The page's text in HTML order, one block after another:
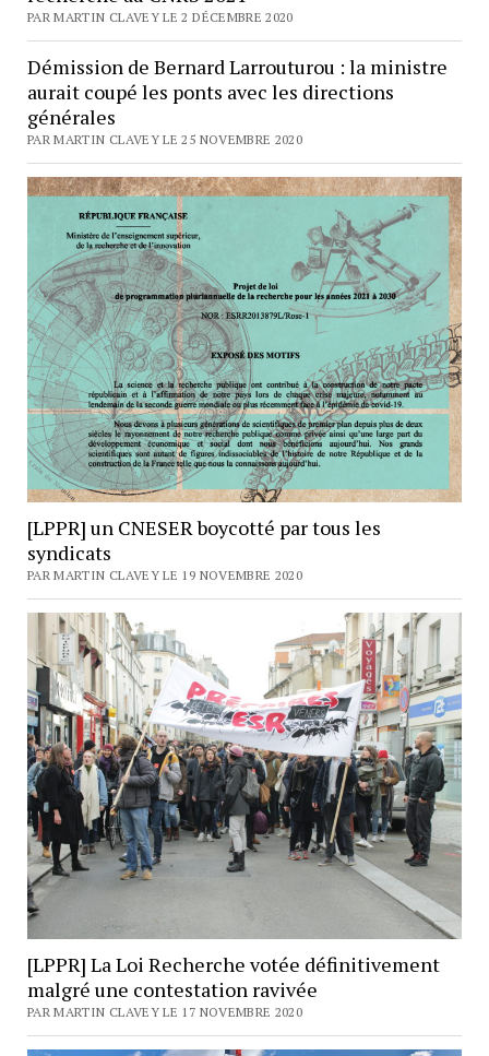
PAR MARTIN CLAVEY LE 2 DÉCEMBRE 2020
Démission de Bernard Larrouturou : la ministre
aurait coupé les ponts avec les directions
générales
PAR MARTIN CLAVEY LE 25 NOVEMBRE 2020
[LPPR] un CNESER boycotté par tous les
syndicats
PAR MARTIN CLAVEY LE 19 NOVEMBRE 2020
[LPPR] La Loi Recherche votée définitivement
malgré une contestation ravivée
PAR MARTIN CLAVEY LE 17 NOVEMBRE 2020